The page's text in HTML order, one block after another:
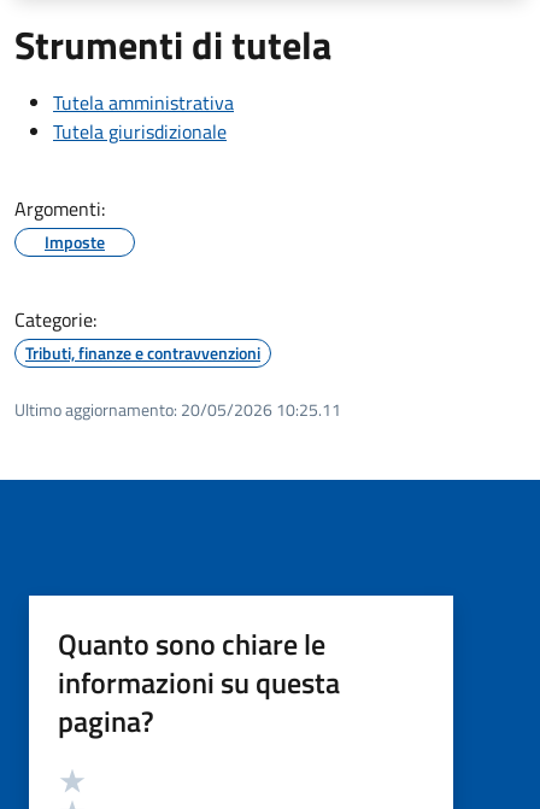
Strumenti di tutela
Tutela amministrativa
Tutela giurisdizionale
Argomenti:
Imposte
Categorie:
Tributi, finanze e contravvenzioni
Ultimo aggiornamento: 20/05/2026 10:25.11
Quanto sono chiare le
informazioni su questa
pagina?
Valutazione